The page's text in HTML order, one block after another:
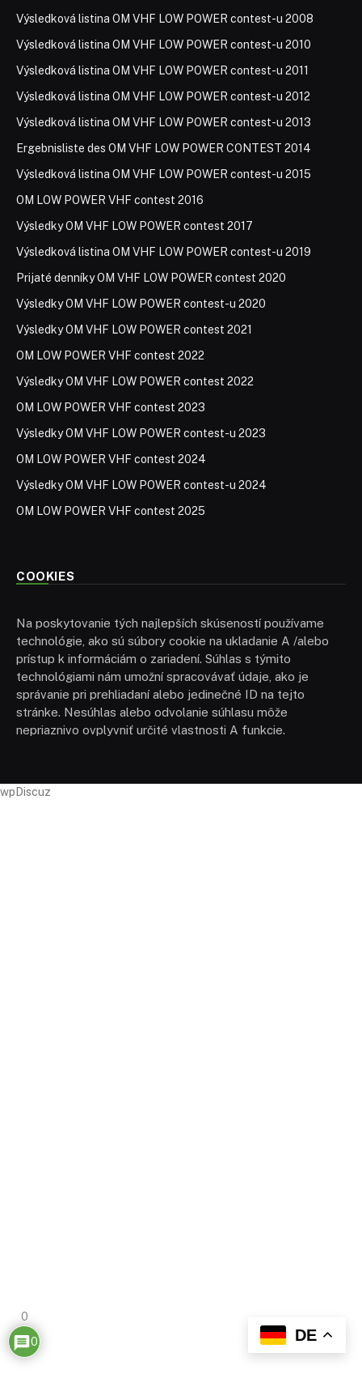
Výsledková listina OM VHF LOW POWER contest-u 2008
Výsledková listina OM VHF LOW POWER contest-u 2010
Výsledková listina OM VHF LOW POWER contest-u 2011
Výsledková listina OM VHF LOW POWER contest-u 2012
Výsledková listina OM VHF LOW POWER contest-u 2013
Ergebnisliste des OM VHF LOW POWER CONTEST 2014
Výsledková listina OM VHF LOW POWER contest-u 2015
OM LOW POWER VHF contest 2016
Výsledky OM VHF LOW POWER contest 2017
Výsledková listina OM VHF LOW POWER contest-u 2019
Prijaté denníky OM VHF LOW POWER contest 2020
Výsledky OM VHF LOW POWER contest-u 2020
Výsledky OM VHF LOW POWER contest 2021
OM LOW POWER VHF contest 2022
Výsledky OM VHF LOW POWER contest 2022
OM LOW POWER VHF contest 2023
Výsledky OM VHF LOW POWER contest-u 2023
OM LOW POWER VHF contest 2024
Výsledky OM VHF LOW POWER contest-u 2024
OM LOW POWER VHF contest 2025
COOKIES
Na poskytovanie tých najlepších skúseností používame
technológie, ako sú súbory cookie na ukladanie A /alebo
prístup k informáciám o zariadení. Súhlas s týmito
technológiami nám umožní spracovávať údaje, ako je
správanie pri prehliadaní alebo jedinečné ID na tejto
stránke. Nesúhlas alebo odvolanie súhlasu môže
nepriaznivo ovplyvniť určité vlastnosti A funkcie.
DE
wpDiscuz
0
0